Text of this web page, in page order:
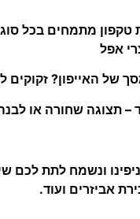
מתמחים בכל
אפל
של האייפון? זקוקים
– תצוגה שחורה או
ונשמח לתת לכם
אביזרים ועוד.